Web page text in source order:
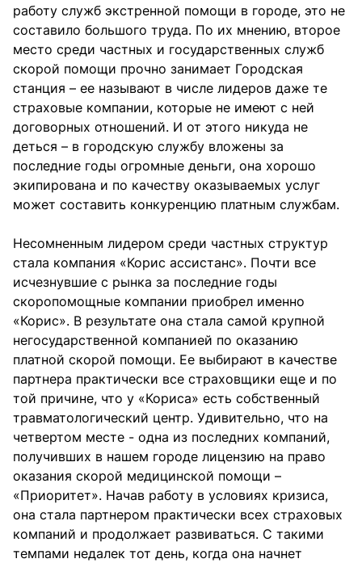
работу служб экстренной помощи в городе, это не
составило большого труда. По их мнению, второе
место среди частных и государственных служб
скорой помощи прочно занимает Городская
станция – ее называют в числе лидеров даже те
страховые компании, которые не имеют с ней
договорных отношений. И от этого никуда не
деться – в городскую службу вложены за
последние годы огромные деньги, она хорошо
экипирована и по качеству оказываемых услуг
может составить конкуренцию платным службам.
Несомненным лидером среди частных структур
стала компания «Корис ассистанс». Почти все
исчезнувшие с рынка за последние годы
скоропомощные компании приобрел именно
«Корис». В результате она стала самой крупной
негосударственной компанией по оказанию
платной скорой помощи. Ее выбирают в качестве
партнера практически все страховщики еще и по
той причине, что у «Кориса» есть собственный
травматологический центр. Удивительно, что на
четвертом месте - одна из последних компаний,
получивших в нашем городе лицензию на право
оказания скорой медицинской помощи –
«Приоритет». Начав работу в условиях кризиса,
она стала партнером практически всех страховых
компаний и продолжает развиваться. С такими
темпами недалек тот день, когда она начнет